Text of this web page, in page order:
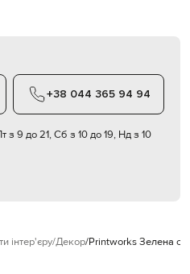
+38 044 365 94 94
з 9 до 21, Сб з 10 до 19, Нд з 10
інтер'єру Декор Printworks Зелена